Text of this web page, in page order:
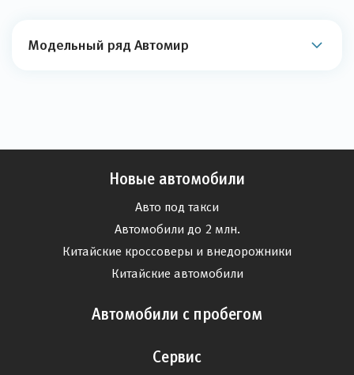
Модельный ряд Автомир
Новые автомобили
Авто под такси
Автомобили до 2 млн.
Китайские кроссоверы и внедорожники
Китайские автомобили
Автомобили с пробегом
Сервис